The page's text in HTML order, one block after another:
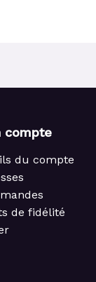
compte
du compte
de fidélité